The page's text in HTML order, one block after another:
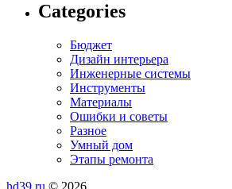
Categories
Бюджет
Дизайн интерьера
Инженерные системы
Инструменты
Материалы
Ошибки и советы
Разное
Умный дом
Этапы ремонта
hd39.ru © 2026